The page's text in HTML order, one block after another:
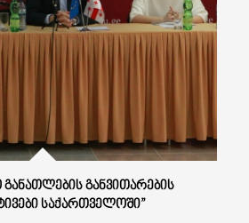
ᲒᲐᲜᲕᲘᲗᲐᲠᲔᲑᲘᲡ
ᲡᲐᲥᲐᲠᲗᲕᲔᲚᲝᲨᲘ”